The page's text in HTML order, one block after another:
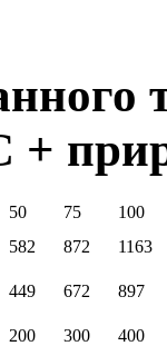
+
50 75
100
582 872
1163
449 672
897
200 300 400